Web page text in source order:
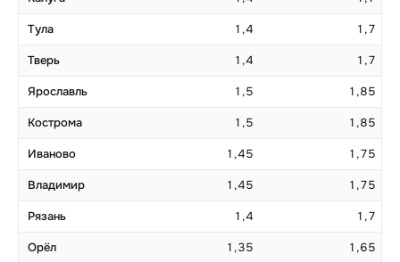
Тула 1,4 1,7
Тверь 1,4 1,7
Ярославль 1,5 1,85
Кострома 1,5 1,85
Иваново 1,45 1,75
Владимир 1,45 1,75
Рязань 1,4 1,7
Орёл 1,35 1,65